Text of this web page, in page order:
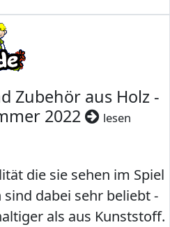
Zubehör aus Holz -
2022
lesen
die sie sehen im Spiel
dabei sehr beliebt -
als aus Kunststoff.